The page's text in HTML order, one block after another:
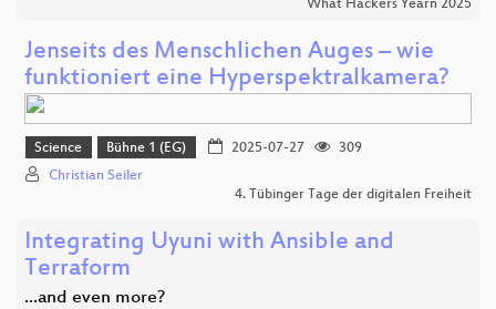
What Hackers Yearn 2025
Jenseits des Menschlichen Auges – wie
funktioniert eine Hyperspektralkamera?
Science Bühne 1 (EG) 2025-07-27
309
Christian Seiler
4. Tübinger Tage der digitalen Freiheit
Integrating Uyuni with Ansible and
Terraform
...and even more?